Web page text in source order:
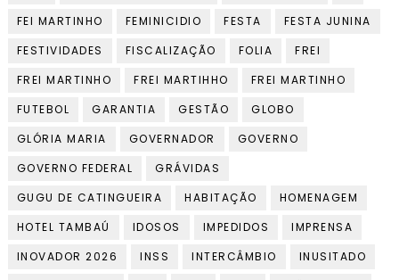
FEI MARTINHO
FEMINICIDIO FESTA
FESTA JUNINA
FESTIVIDADES
FISCALIZAÇÃO FOLIA
FREI
FREI MARTINHO
FREI MARTIHHO
FREI MARTINHO
FUTEBOL
GARANTIA GESTÃO
GLOBO
GLÓRIA MARIA
GOVERNADOR
GOVERNO
GOVERNO FEDERAL
GRÁVIDAS
GUGU DE CATINGUEIRA
HABITAÇÃO
HOMENAGEM
HOTEL TAMBAÚ
IDOSOS IMPEDIDOS
IMPRENSA
INOVADOR 2026
INSS INTERCÂMBIO
INUSITADO